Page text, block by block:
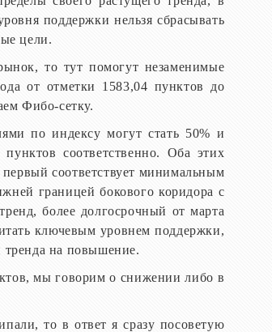
поддержки нельзя сбрасывать
цели.
то тут помогут незаменимые
от отметки 1583,04 пунктов до
Фибо-сетку.
по индексу могут стать 50% и
соответственно. Оба этих
соответствует минимальным
границей бокового коридора с
более долгосрочный от марта
ключевым уровнем поддержки,
тренда на повышение.
мы говорим о снижении либо в
то в ответ я сразу посоветую